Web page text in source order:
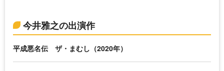
今井雅之の出演作
平成悪名伝 ザ・まむし（2020年）